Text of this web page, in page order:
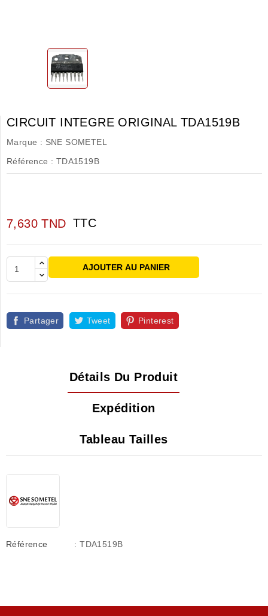
CIRCUIT INTEGRE ORIGINAL TDA1519B
Marque : SNE SOMETEL
Référence : TDA1519B
7,630 TND TTC
AJOUTER AU PANIER
Partager Tweet Pinterest
Détails Du Produit
Expédition
Tableau Tailles
Référence : TDA1519B